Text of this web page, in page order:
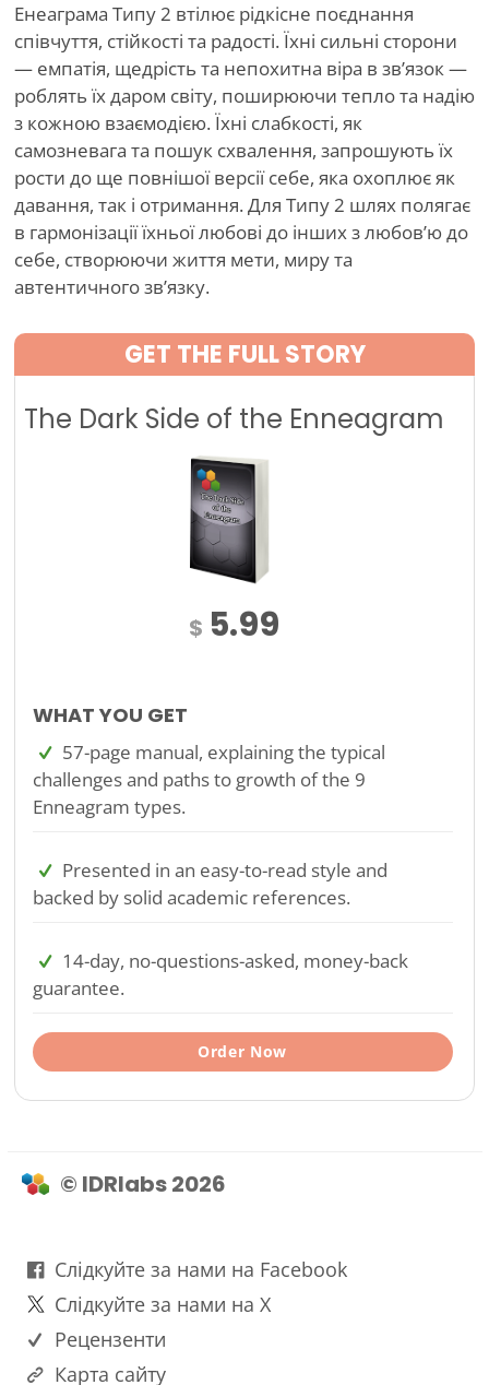
Енеаграма Типу 2 втілює рідкісне поєднання
співчуття, стійкості та радості. Їхні сильні сторони
— емпатія, щедрість та непохитна віра в зв’язок —
роблять їх даром світу, поширюючи тепло та надію
з кожною взаємодією. Їхні слабкості, як
самозневага та пошук схвалення, запрошують їх
рости до ще повнішої версії себе, яка охоплює як
давання, так і отримання. Для Типу 2 шлях полягає
в гармонізації їхньої любові до інших з любов’ю до
себе, створюючи життя мети, миру та
автентичного зв’язку.
GET THE FULL STORY
The Dark Side of the Enneagram
$ 5.99
WHAT YOU GET
57-page manual, explaining the typical
challenges and paths to growth of the 9
Enneagram types.
Presented in an easy-to-read style and
backed by solid academic references.
14-day, no-questions-asked, money-back
guarantee.
Order Now
© IDRlabs 2026
Слідкуйте за нами на Facebook
Слідкуйте за нами на X
Рецензенти
Карта сайту